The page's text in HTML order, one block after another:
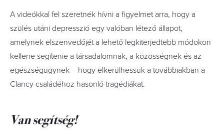
A videókkal fel szeretnék hívni a figyelmet arra, hogy a
szülés utáni depresszió egy valóban létező állapot,
amelynek elszenvedőjét a lehető legkiterjedtebb módokon
kellene segítenie a társadalomnak, a közösségnek és az
egészségügynek – hogy elkerülhessük a továbbiakban a
Clancy családéhoz hasonló tragédiákat.
Van segítség!